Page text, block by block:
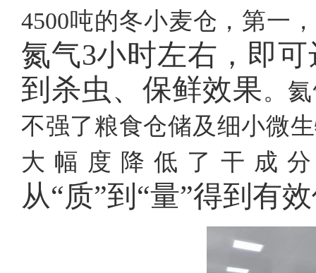
4500吨的冬小麦仓，第一
氮气3小时左右，即
到杀虫、保鲜效果。
不强了粮食仓储及细小微
大幅度降低了干成
从“质”到“量”得到有